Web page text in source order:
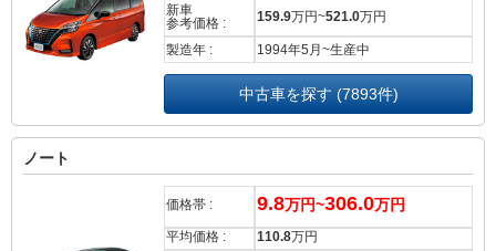
新車
参考価格 :
159.9万円~521.0万円
製造年 : 1994年5月~生産中
中古車を探す (7893件)
ノート
価格帯 : 9.8万円~306.0万円
平均価格 : 110.8万円